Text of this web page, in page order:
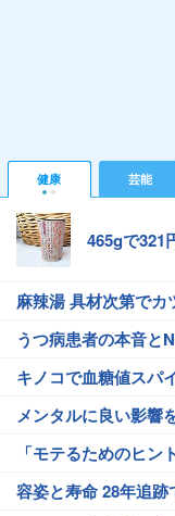
健康 芸能
465gで321
麻辣湯 具材次第でカ
うつ病患者の本音と
キノコで血糖値スパ
メンタルに良い影響
「モテるためのヒン
容姿と寿命 28年追跡